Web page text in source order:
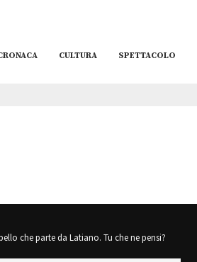
CULTURA SPETTACOLO
che parte da Latiano. Tu che ne pensi?